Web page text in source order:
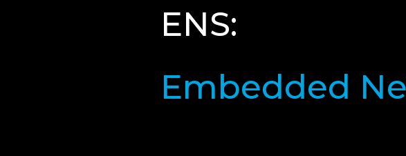
ENS:
Embedded